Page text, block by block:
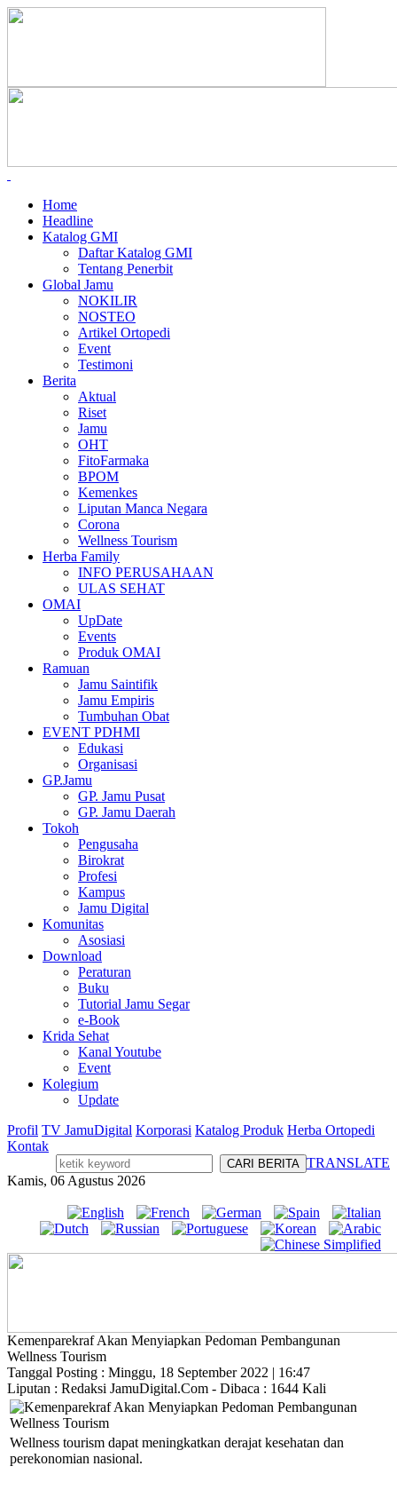
Home
Headline
Katalog GMI
Daftar Katalog GMI
Tentang Penerbit
Global Jamu
NOKILIR
NOSTEO
Artikel Ortopedi
Event
Testimoni
Berita
Aktual
Riset
Jamu
OHT
FitoFarmaka
BPOM
Kemenkes
Liputan Manca Negara
Corona
Wellness Tourism
Herba Family
INFO PERUSAHAAN
ULAS SEHAT
OMAI
UpDate
Events
Produk OMAI
Ramuan
Jamu Saintifik
Jamu Empiris
Tumbuhan Obat
EVENT PDHMI
Edukasi
Organisasi
GP.Jamu
GP. Jamu Pusat
GP. Jamu Daerah
Tokoh
Pengusaha
Birokrat
Profesi
Kampus
Jamu Digital
Komunitas
Asosiasi
Download
Peraturan
Buku
Tutorial Jamu Segar
e-Book
Krida Sehat
Kanal Youtube
Event
Kolegium
Update
Profil TV JamuDigital Korporasi Katalog Produk Herba Ortopedi
Kontak
TRANSLATE
Kamis, 06 Agustus 2026
Kemenparekraf Akan Menyiapkan Pedoman Pembangunan
Wellness Tourism
Tanggal Posting : Minggu, 18 September 2022 | 16:47
Liputan : Redaksi JamuDigital.Com - Dibaca : 1644 Kali
Wellness tourism dapat meningkatkan derajat kesehatan dan
perekonomian nasional.